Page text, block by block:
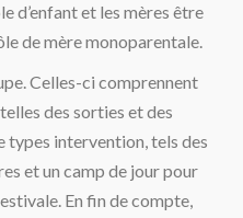
d’enfant et les mères être
de mère monoparentale.
Celles-ci comprennent
des sorties et des
types intervention, tels des
et un camp de jour pour
En fin de compte,